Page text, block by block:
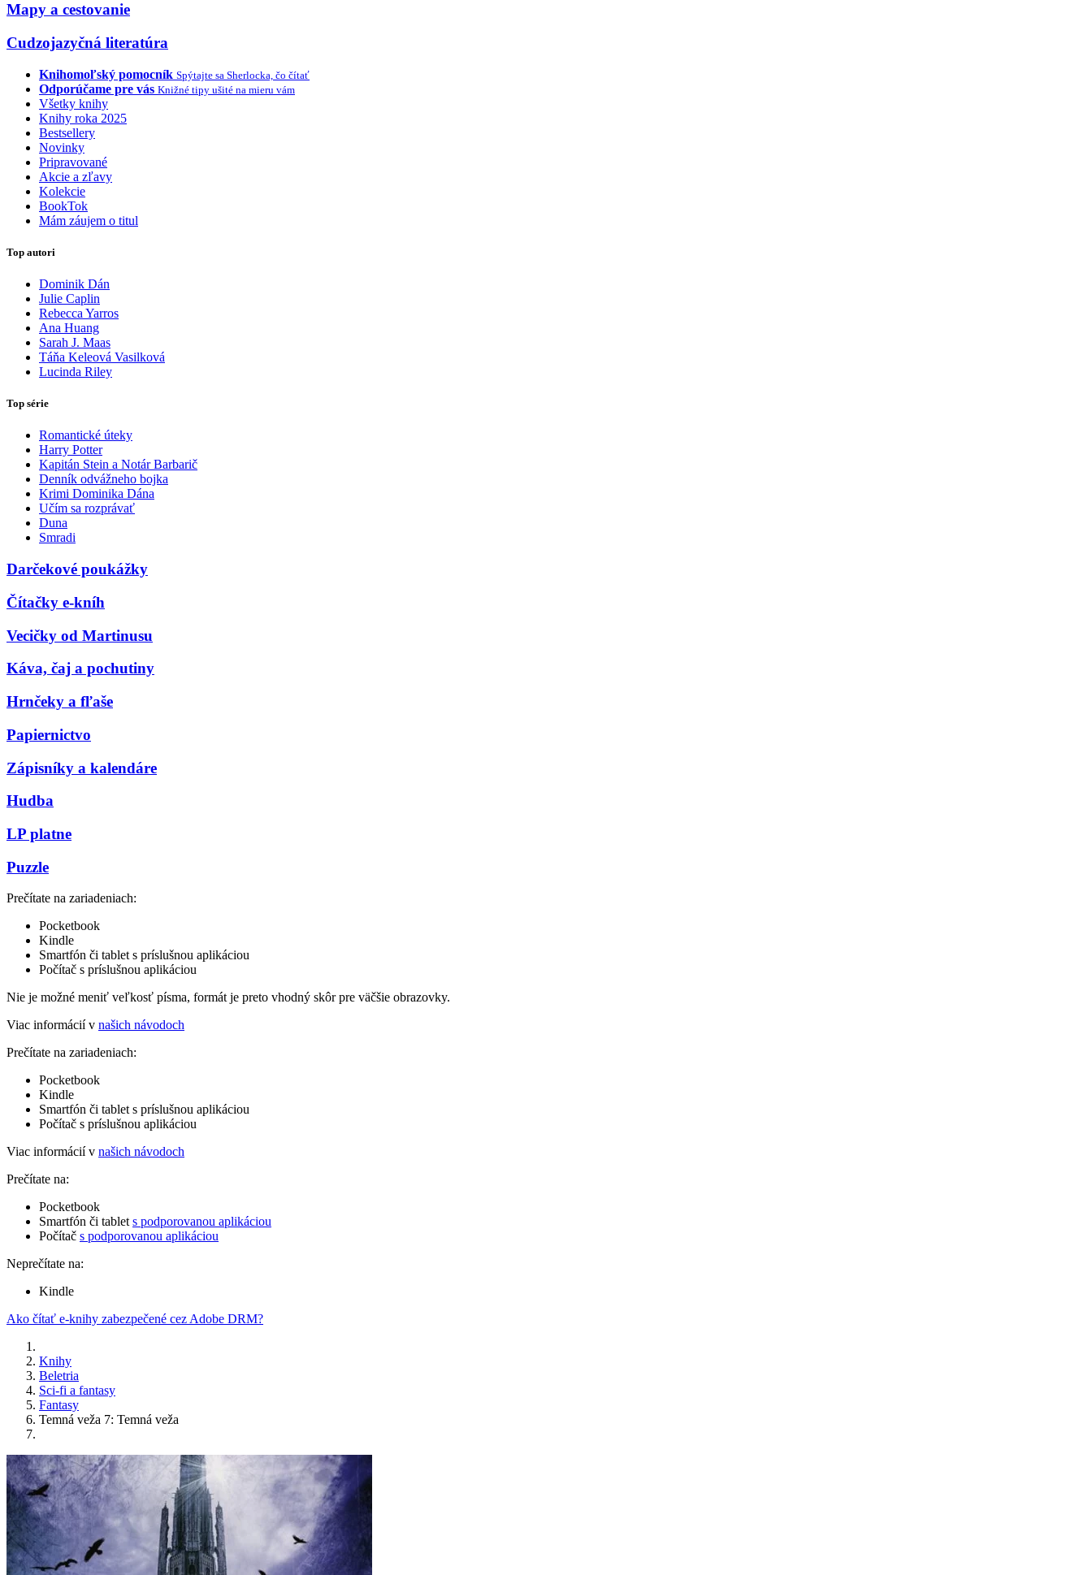
Mapy a cestovanie
Cudzojazyčná literatúra
Knihomoľský pomocník Spýtajte sa Sherlocka, čo čítať
Odporúčame pre vás Knižné tipy ušité na mieru vám
Všetky knihy
Knihy roka 2025
Bestsellery
Novinky
Pripravované
Akcie a zľavy
Kolekcie
BookTok
Mám záujem o titul
Top autori
Dominik Dán
Julie Caplin
Rebecca Yarros
Ana Huang
Sarah J. Maas
Táňa Keleová Vasilková
Lucinda Riley
Top série
Romantické úteky
Harry Potter
Kapitán Stein a Notár Barbarič
Denník odvážneho bojka
Krimi Dominika Dána
Učím sa rozprávať
Duna
Smradi
Darčekové poukážky
Čítačky e-kníh
Vecičky od Martinusu
Káva, čaj a pochutiny
Hrnčeky a fľaše
Papiernictvo
Zápisníky a kalendáre
Hudba
LP platne
Puzzle
Prečítate na zariadeniach:
Pocketbook
Kindle
Smartfón či tablet s príslušnou aplikáciou
Počítač s príslušnou aplikáciou
Nie je možné meniť veľkosť písma, formát je preto vhodný skôr pre väčšie obrazovky.
Viac informácií v našich návodoch
Prečítate na zariadeniach:
Pocketbook
Kindle
Smartfón či tablet s príslušnou aplikáciou
Počítač s príslušnou aplikáciou
Viac informácií v našich návodoch
Prečítate na:
Pocketbook
Smartfón či tablet s podporovanou aplikáciou
Počítač s podporovanou aplikáciou
Neprečítate na:
Kindle
Ako čítať e-knihy zabezpečené cez Adobe DRM?
Knihy
Beletria
Sci-fi a fantasy
Fantasy
Temná veža 7: Temná veža